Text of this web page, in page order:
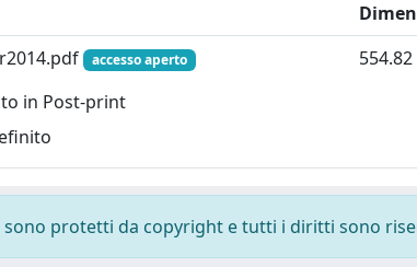
accesso aperto
in Post-print
sono protetti da copyright e tutti i diritti sono